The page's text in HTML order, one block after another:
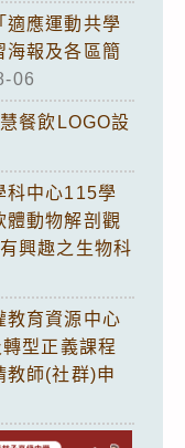
適應運動共學
海報及各區簡
06
餐飲LOGO設
科中心115學
體動物解剖觀
興趣之生物科
教育資源中心
型正義課程
教師(社群)申